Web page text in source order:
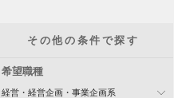
その他の条件で探す
希望職種
経営・経営企画・事業企画系